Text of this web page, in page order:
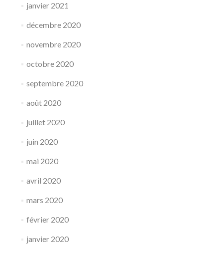
janvier 2021
décembre 2020
novembre 2020
octobre 2020
septembre 2020
août 2020
juillet 2020
juin 2020
mai 2020
avril 2020
mars 2020
février 2020
janvier 2020